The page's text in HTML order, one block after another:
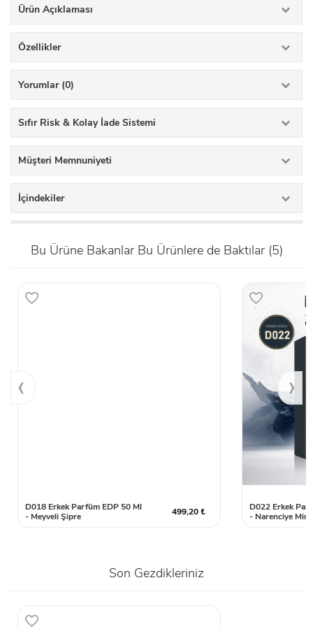
Ürün Açıklaması
Özellikler
Yorumlar (0)
Sıfır Risk & Kolay İade Sistemi
Müşteri Memnuniyeti
İçindekiler
Bu Ürüne Bakanlar Bu Ürünlere de Baktılar (5)
D018 Erkek Parfüm EDP 50 Ml
- Meyveli Şipre
499,20 ₺
D022 Erkek
- Narenciye
‹ ›
Son Gezdikleriniz